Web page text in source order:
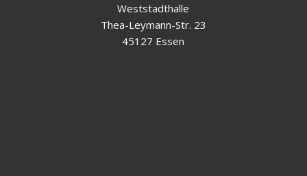
Weststadthalle
Thea-Leymann-Str. 23
45127 Essen